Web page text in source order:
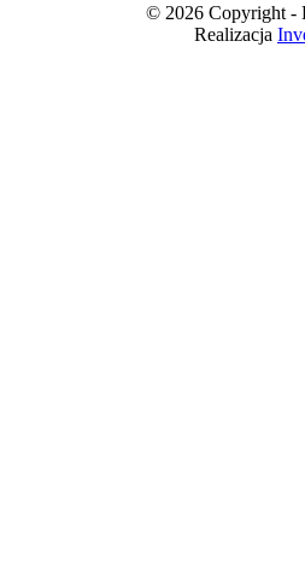
© 2026 Copyright -
Realizacja